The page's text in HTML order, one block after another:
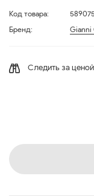
Код товара:
Бренд:
Gianni
Следить за ценой